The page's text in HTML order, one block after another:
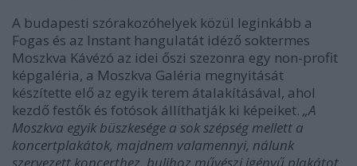
A budapesti szórakozóhelyek közül leginkább a
Fogas és az Instant hangulatát idéző soktermes
Moszkva Kávézó az idei őszi szezonra egy non-profit
képgaléria, a Moszkva Galéria megnyitását
készítette elő az egyik terem átalakításával, ahol
kezdő festők és fotósok állíthatják ki képeiket. „A
Moszkva egyik büszkesége a sok szépség mellett a
koncertplakátok, majdnem valamennyi, nálunk